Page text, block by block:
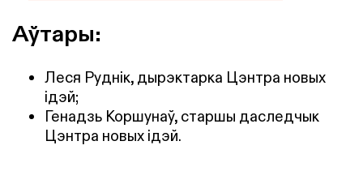
Аўтары:
Леся Руднік, дырэктарка Цэнтра новых
ідэй;
Генадзь Коршунаў, старшы даследчык
Цэнтра новых ідэй.